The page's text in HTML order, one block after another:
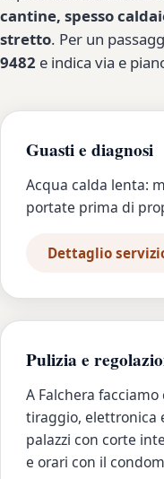
cantine, spesso
stretto. Per un
9482 e indica via e
Guasti e diagnosi
Acqua calda lenta:
portate prima di
Dettaglio
Pulizia e
A Falchera
tiraggio, elettronica
palazzi con corte
e orari con il